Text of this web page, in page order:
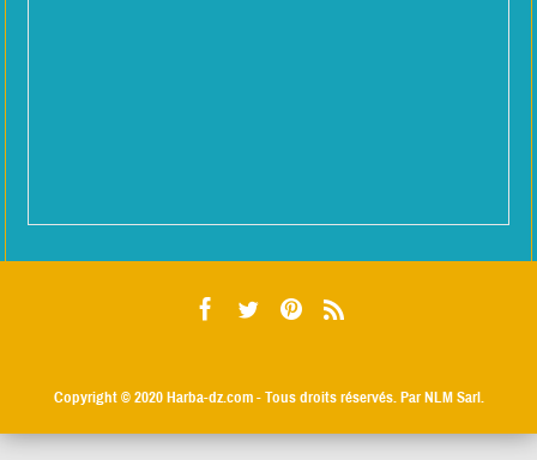
Copyright © 2020Harba-dz.com- Tous droits réservés. Par NLM Sarl.